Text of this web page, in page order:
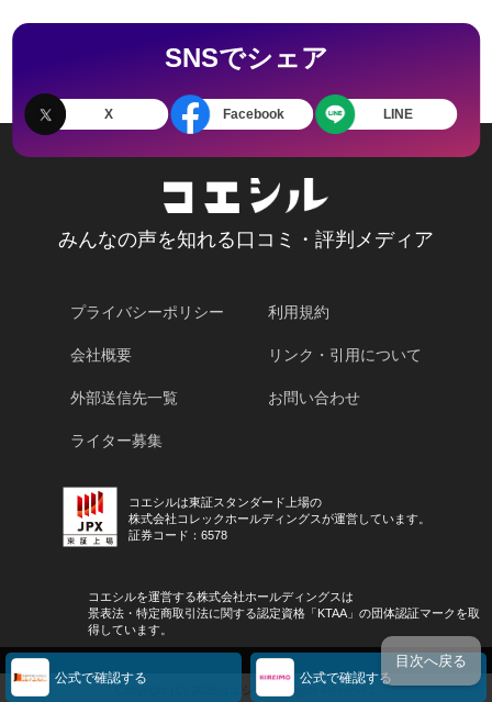
公式で確認する 公式で確認する
SNSでシェア
X Facebook LINE
みんなの声を知れる口コミ・評判メディア
プライバシーポリシー 利用規約
会社概要 リンク・引用について
外部送信先一覧 お問い合わせ
ライター募集
コエシルは東証スタンダード上場の
株式会社コレックホールディングスが運営しています。
証券コード：6578
コエシルを運営する株式会社ホールディングスは
景表法・特定商取引法に関する認定資格「KTAA」の団体認証マークを取
得しています。
Copyright (C) 2026コエシル All Rights Reserved.
目次へ戻る